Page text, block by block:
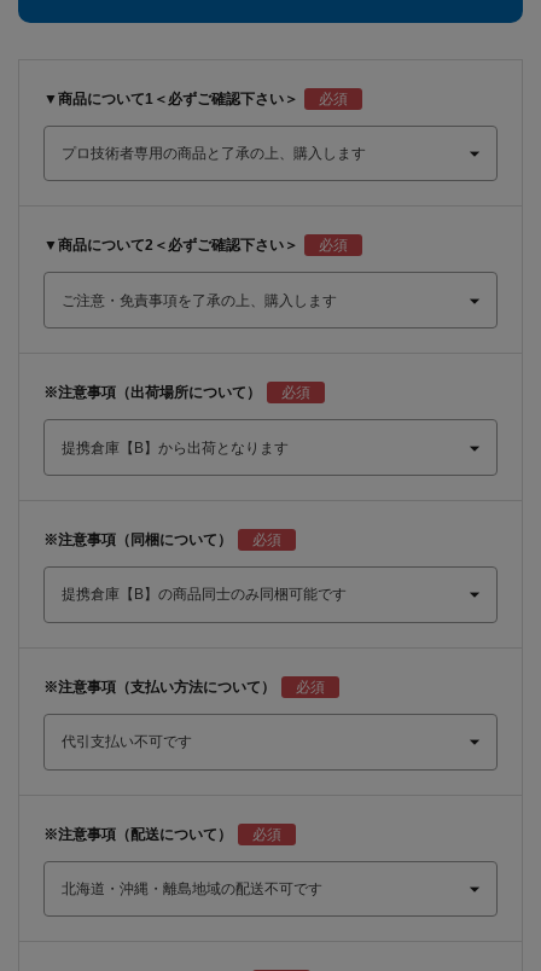
▼商品について1＜必ずご確認下さい＞
▼商品について2＜必ずご確認下さい＞
※注意事項（出荷場所について）
※注意事項（同梱について）
※注意事項（支払い方法について）
※注意事項（配送について）